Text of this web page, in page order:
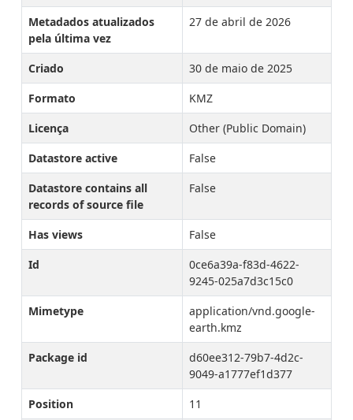
Metadados atualizados
pela última vez
27 de abril de 2026
Criado
30 de maio de 2025
Formato
KMZ
Licença
Other (Public Domain)
Datastore active
False
Datastore contains all
records of source file
False
Has views
False
Id
0ce6a39a-f83d-4622-
9245-025a7d3c15c0
Mimetype
application/vnd.google-
earth.kmz
Package id
d60ee312-79b7-4d2c-
9049-a1777ef1d377
Position
11